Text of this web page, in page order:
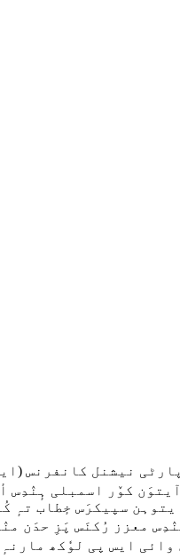
نیشنل کانفرنس
کوٚر اسمبلی ہٕنٛدِس
سپیکرَس خٕطاب تہٕ
معزز رُکنَس پَزِ حدَن
ایس پی لوٗکھ